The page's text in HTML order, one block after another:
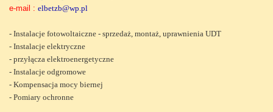
e-mail : elbetzb@wp.pl
- Instalacje fotowoltaiczne - sprzedaż, montaż, uprawnienia UDT
- Instalacje elektryczne
- przyłącza elektroenergetyczne
- Instalacje odgromowe
- Kompensacja mocy biernej
- Pomiary ochronne